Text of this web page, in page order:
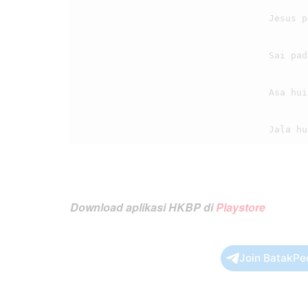
Download aplikasi HKBP diPlaystore
Join